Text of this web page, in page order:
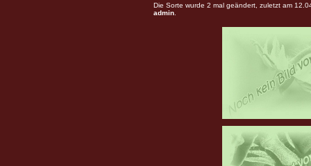
Die Sorte wurde 2 mal geändert, zuletzt am
admin